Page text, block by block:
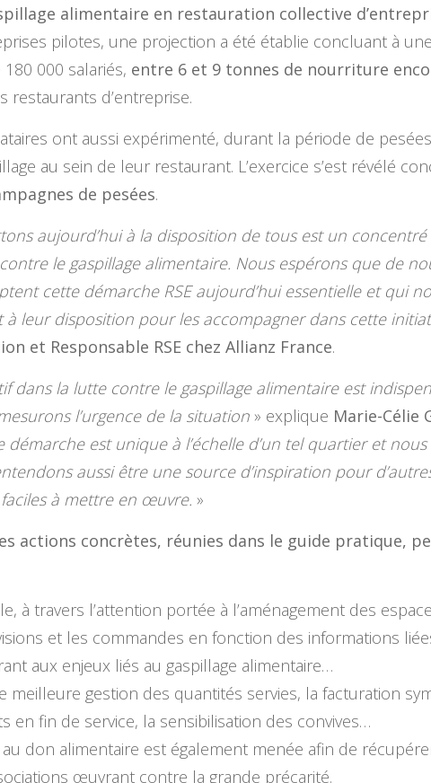
alimentaire en restauration collective
pilotes, une projection a été établie concluant à
000 salariés, entre 6 et 9 tonnes de nourriture
restaurants d’entreprise.
ont aussi expérimenté, durant la période de
au sein de leur restaurant. L’exercice s’est révélé
de pesées.
aujourd’hui à la disposition de tous est un
le gaspillage alimentaire. Nous espérons que de
cette démarche RSE aujourd’hui essentielle et qui
à leur disposition pour les accompagner dans cette
et Responsable RSE chez Allianz France.
dans la lutte contre le gaspillage alimentaire est
l’urgence de la situation» explique Marie-Célie
démarche est unique à l’échelle d’un tel quartier et
aussi être une source d’inspiration pour
à mettre en œuvre. »
actions concrètes, réunies dans le guide pratique,
à travers l’attention portée à l’aménagement des
et les commandes en fonction des informations
aux enjeux liés au gaspillage alimentaire…
meilleure gestion des quantités servies, la facturation
en fin de service, la sensibilisation des convives…
don alimentaire est également menée afin de
œuvrant contre la grande précarité.